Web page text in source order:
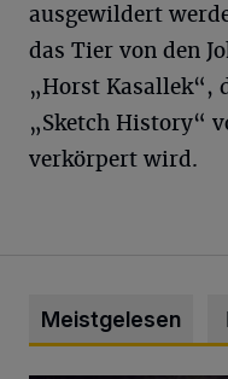
ausgewildert
das Tier von den
„Horst Kasallek“,
„Sketch History“
verkörpert wird.
Meistgelesen